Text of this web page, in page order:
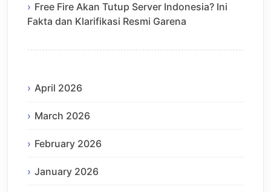
Free Fire Akan Tutup Server Indonesia? Ini
Fakta dan Klarifikasi Resmi Garena
April 2026
March 2026
February 2026
January 2026